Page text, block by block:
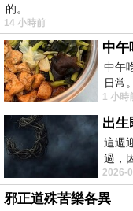
的風格不該被定
貌與生活態度
——由妳自己定
V.KOORR最核心
風格的設計師品
尚選品視角，為
度的消費者帶來
每個人都可以自
風格。
的。
14 小時前
中午
日常
當？
1 小時
這週
過，
節的
2026-
邪正道殊苦樂各異